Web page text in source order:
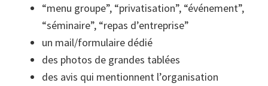
“menu groupe”, “privatisation”, “événement”,
“séminaire”, “repas d’entreprise”
un mail/formulaire dédié
des photos de grandes tablées
des avis qui mentionnent l’organisation